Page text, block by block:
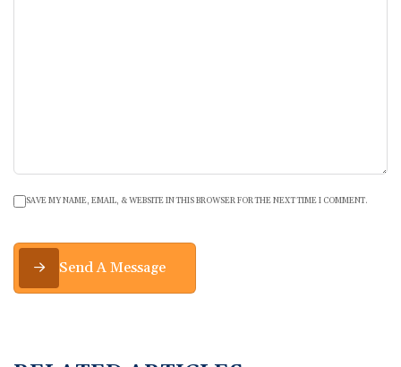
SAVE MY NAME, EMAIL, & WEBSITE IN THIS BROWSER FOR THE NEXT TIME I COMMENT.
Send A Message